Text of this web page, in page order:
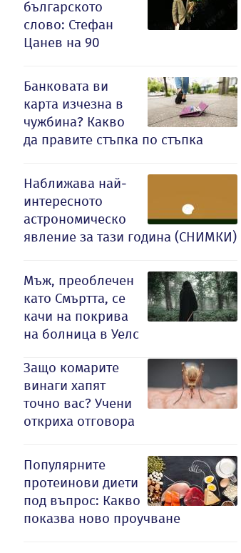
българското
слово: Стефан
Цанев на 90
Банковата ви
карта изчезна в
чужбина? Какво
да правите стъпка по стъпка
Наближава най-
интересното
астрономическо
явление за тази година (СНИМКИ)
Мъж, преоблечен
като Смъртта, се
качи на покрива
на болница в Уелс
Защо комарите
винаги хапят
точно вас? Учени
откриха отговора
Популярните
протеинови диети
под въпрос: Какво
показва ново проучване